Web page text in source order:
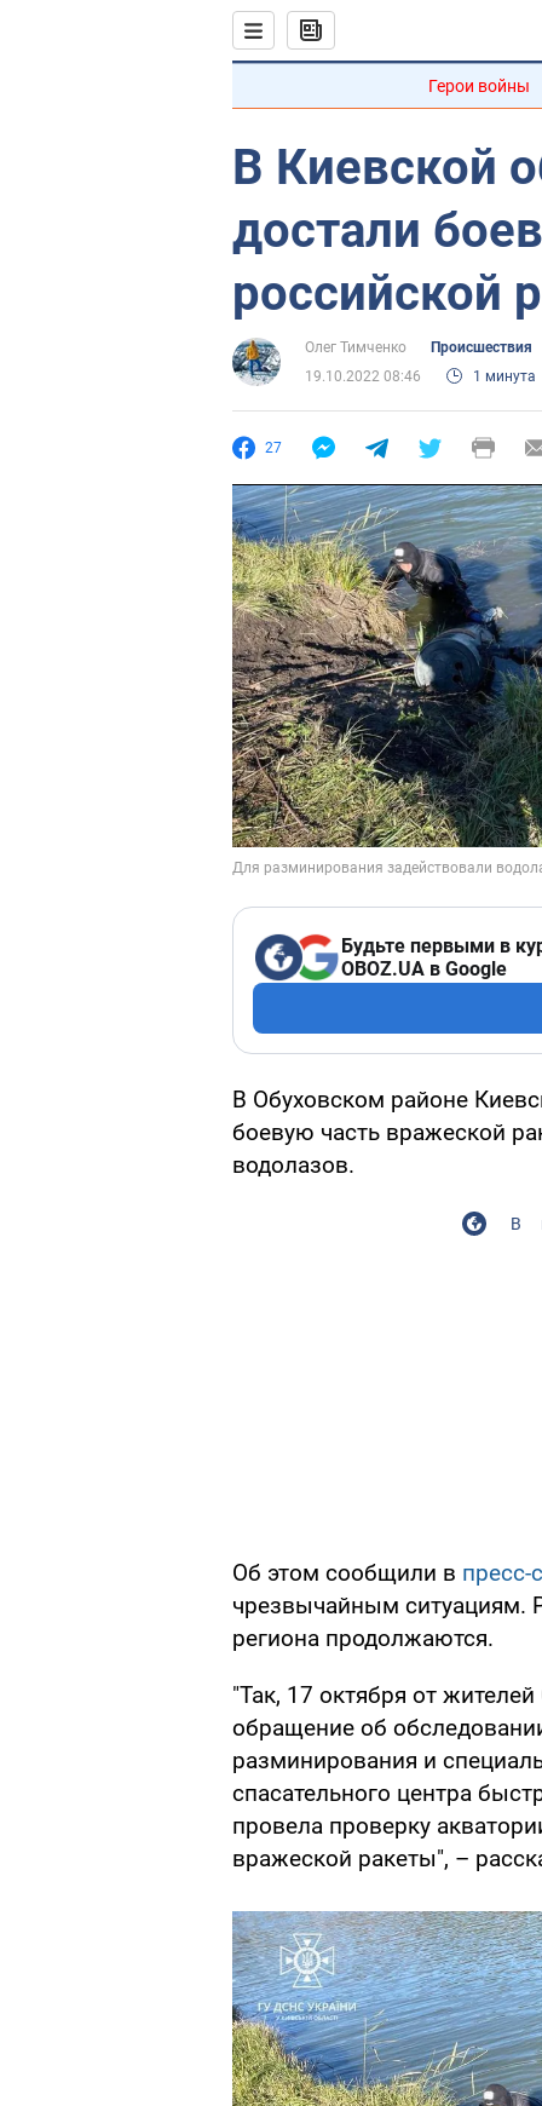
Герои войны
В Киевской
достали
российской
Олег Тимченко
Происшествия
19.10.2022 08:46
1 минута
27
Будьте первыми в
OBOZ.UA в Google
В Обуховском районе
боевую часть вражеской
водолазов.
Об этом сообщили в пресс-
чрезвычайным ситуациям.
региона продолжаются.
"Так, 17 октября от
обращение об
разминирования и
спасательного центра
провела проверку
вражеской ракеты", –